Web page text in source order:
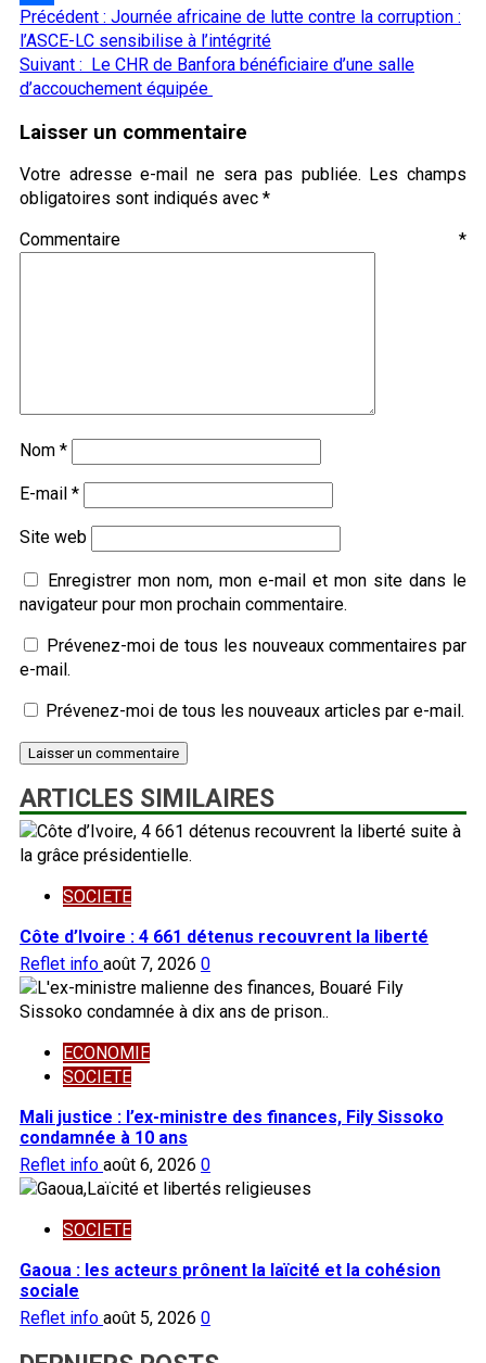
Partager
Navigation
d’article
Précédent : Journée africaine de lutte contre la corruption :
l’ASCE-LC sensibilise à l’intégrité
Suivant : Le CHR de Banfora bénéficiaire d’une salle
d’accouchement équipée
Laisser un commentaire
Votre adresse e-mail ne sera pas publiée. Les champs
obligatoires sont indiqués avec *
Commentaire *
Nom *
E-mail *
Site web
Enregistrer mon nom, mon e-mail et mon site dans le
navigateur pour mon prochain commentaire.
Prévenez-moi de tous les nouveaux commentaires par
e-mail.
Prévenez-moi de tous les nouveaux articles par e-mail.
ARTICLES SIMILAIRES
SOCIETE
Côte d’Ivoire : 4 661 détenus recouvrent la liberté
Reflet info août 7, 2026 0
ECONOMIE
SOCIETE
Mali justice : l’ex-ministre des finances, Fily Sissoko
condamnée à 10 ans
Reflet info août 6, 2026 0
SOCIETE
Gaoua : les acteurs prônent la laïcité et la cohésion
sociale
Reflet info août 5, 2026 0